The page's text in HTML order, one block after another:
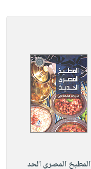
المطبخ المصري الحد